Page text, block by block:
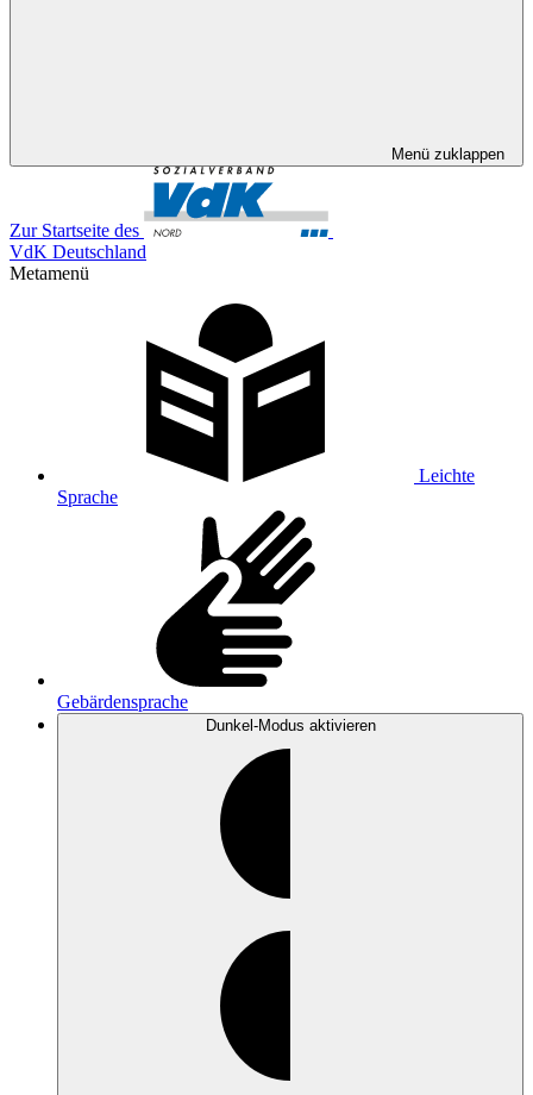
Menü zuklappen
Zur Startseite des
VdK Deutschland
Metamenü
Leichte
Sprache
Gebärdensprache
Dunkel-Modus aktivieren